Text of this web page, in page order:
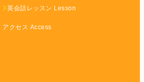
英会話レッスン Lesson
アクセス Access